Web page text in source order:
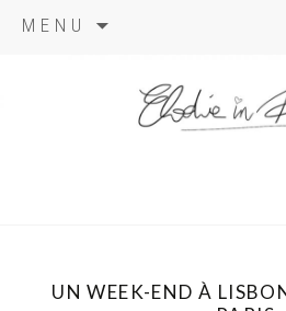
MENU
UN WEEK-END À